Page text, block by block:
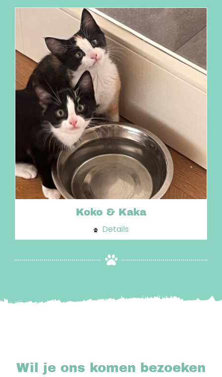
Koko & Kaka
Details
Wil je ons komen bezoeken